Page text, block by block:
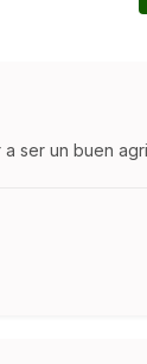
ser un buen